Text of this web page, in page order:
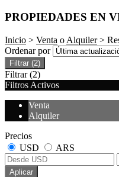
PROPIEDADES EN
Inicio > Venta o Alquiler>
Ordenar por
Filtrar (2)
Filtrar (2)
Filtros Activos
Venta
Alquiler
Precios
USD
ARS
Aplicar